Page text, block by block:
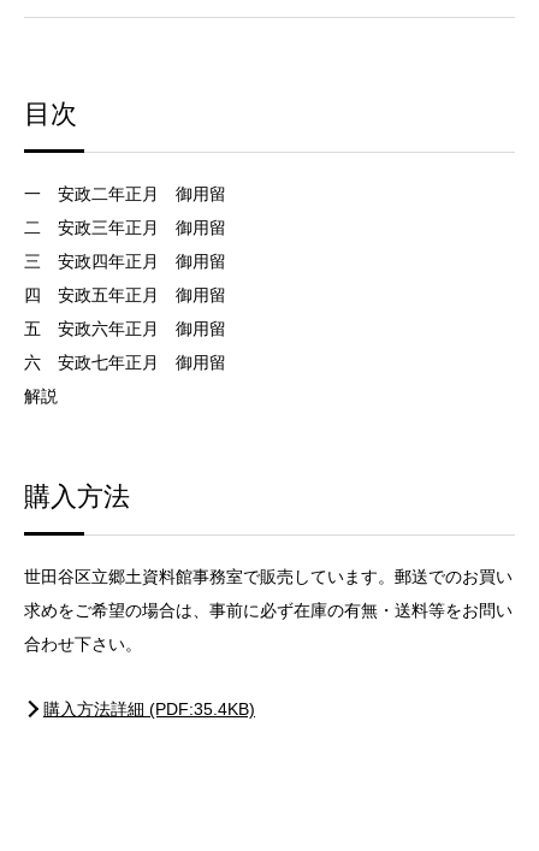
目次
一 安政二年正月 御用留
二 安政三年正月 御用留
三 安政四年正月 御用留
四 安政五年正月 御用留
五 安政六年正月 御用留
六 安政七年正月 御用留
解説
購入方法
世田谷区立郷土資料館事務室で販売しています。郵送でのお買い
求めをご希望の場合は、事前に必ず在庫の有無・送料等をお問い
合わせ下さい。
購入方法詳細 (PDF:35.4KB)